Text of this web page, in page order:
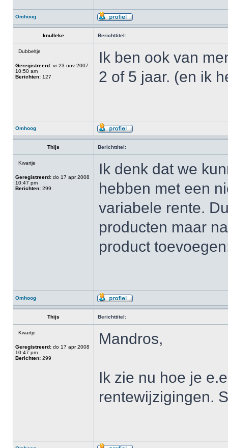
Omhoog
knulleke Berichttitel:
Dubbeltje
Geregistreerd: vr 23 nov 2007
10:50 am
Berichten: 127
Ik ben ook van
2 of 5 jaar. (en ik
Omhoog
Thijs Berichttitel:
Kwartje
Geregistreerd: do 17 apr 2008
10:47 pm
Berichten: 299
Ik denk dat we
hebben met een
variabele rente.
producten maar
product
Omhoog
Thijs Berichttitel:
Kwartje
Geregistreerd: do 17 apr 2008
10:47 pm
Berichten: 299
Mandros,
Ik zie nu hoe je
rentewijzigingen.